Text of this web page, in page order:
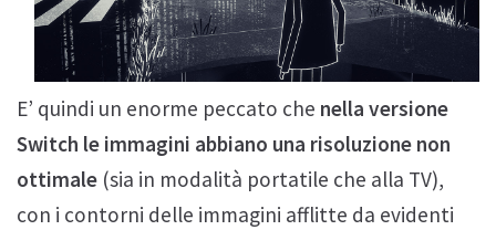
E’ quindi un enorme peccato che nella versione
Switch le immagini abbiano una risoluzione non
ottimale (sia in modalità portatile che alla TV),
con i contorni delle immagini afflitte da evidenti